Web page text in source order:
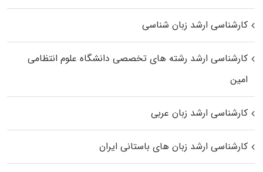
کارشناسی ارشد زبان شناسی
کارشناسی ارشد رﺷﺘﻪ ﻫﺎی تخصصی داﻧﺸﮕﺎه ﻋﻠﻮم انتظامی
اﻣﻴﻦ
کارشناسی ارشد زبان عربی
کارشناسی ارشد زبان‌ های باستانی ایران